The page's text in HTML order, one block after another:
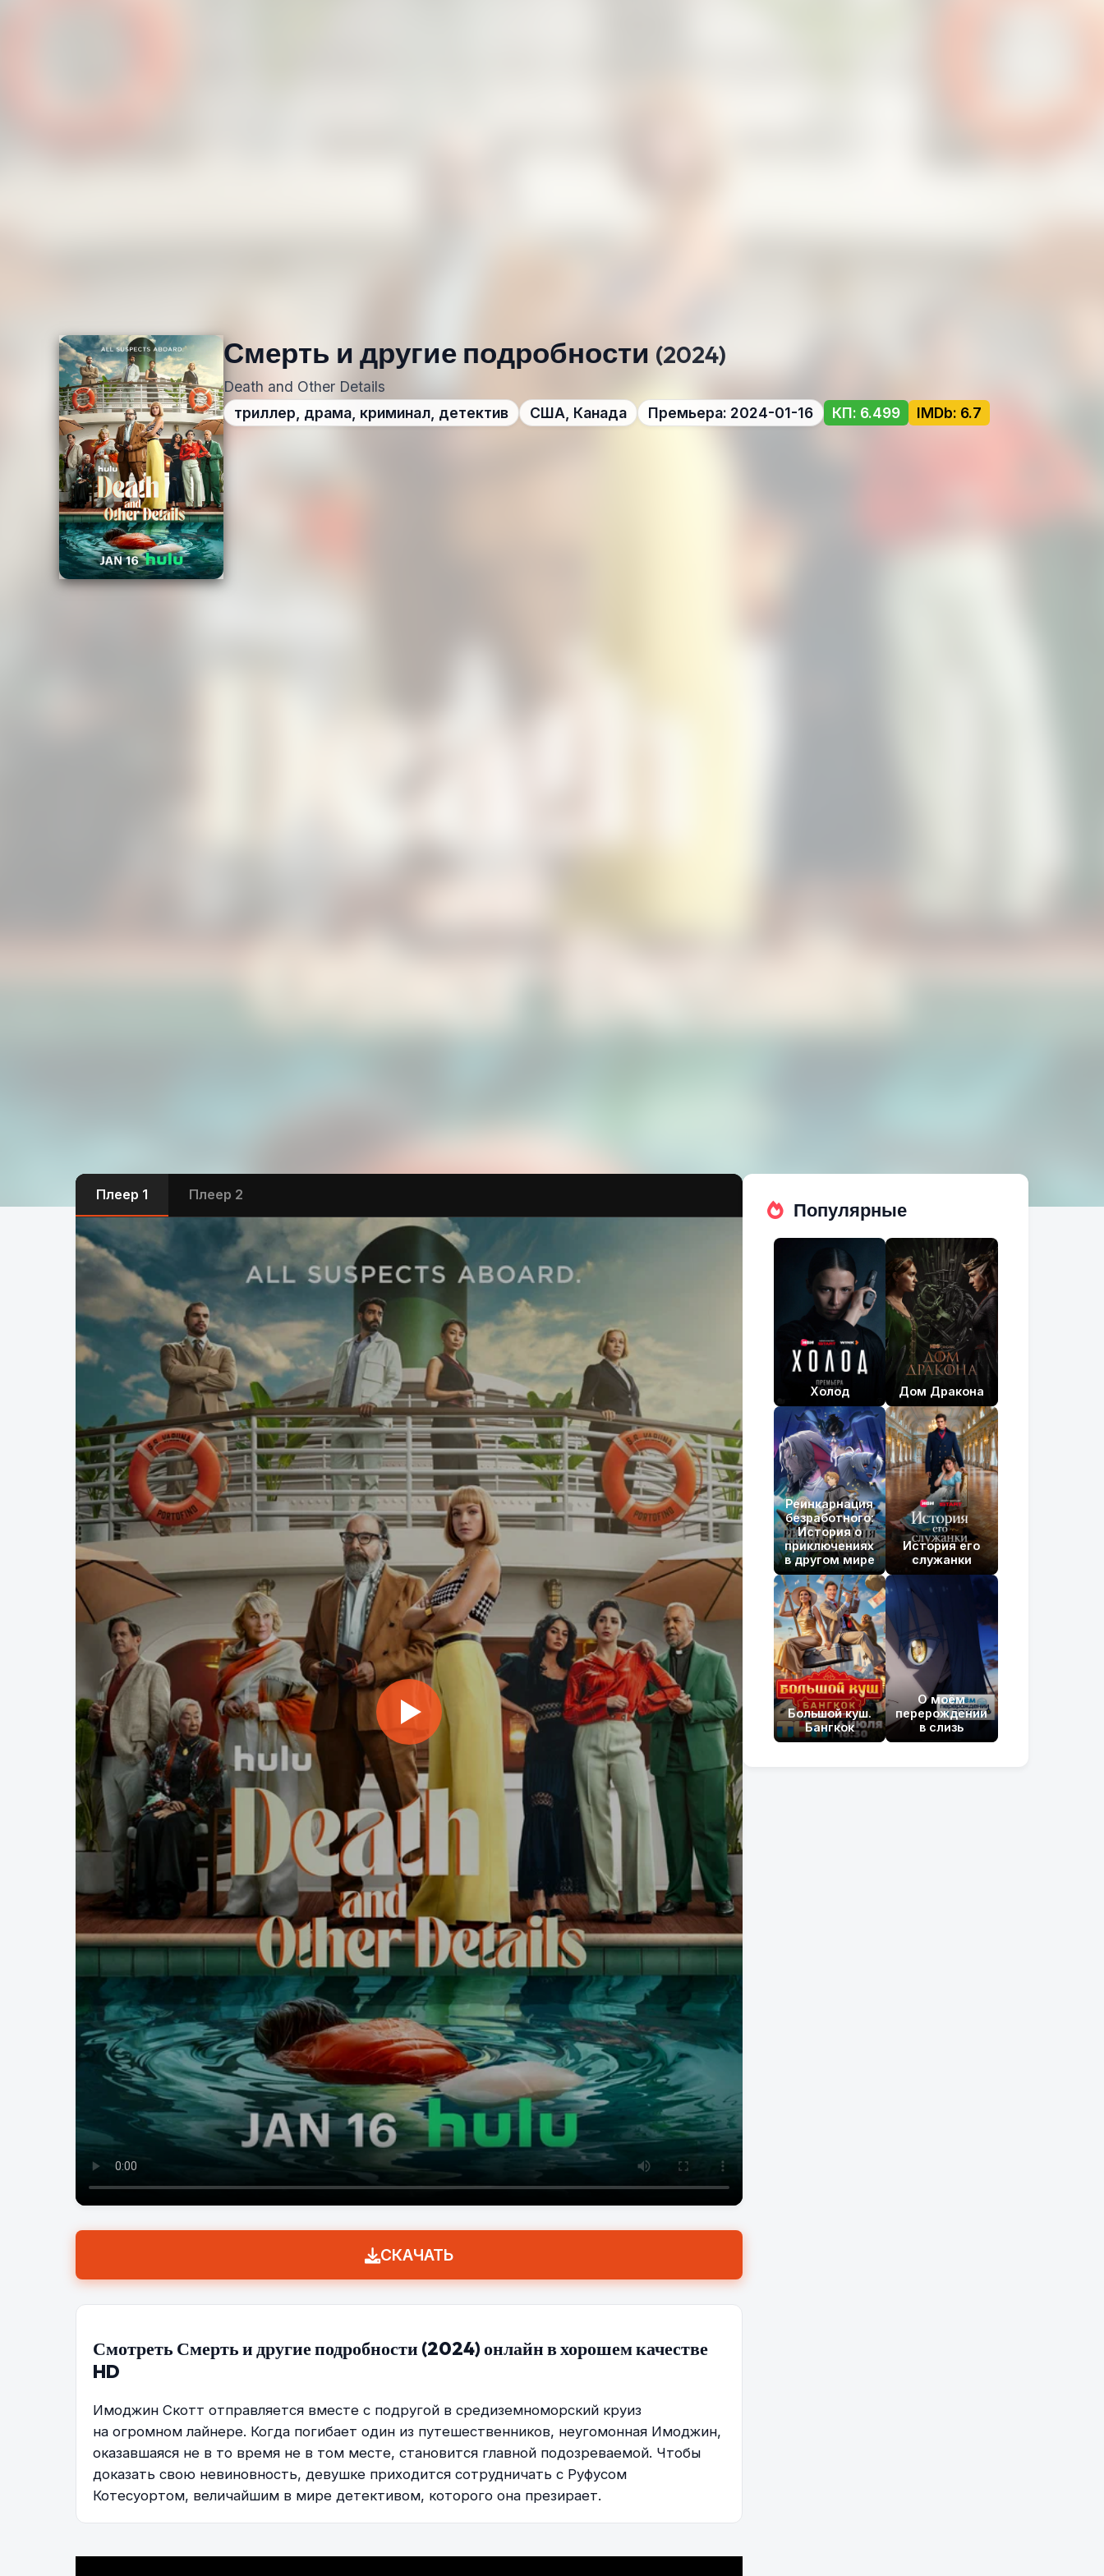
Смерть и другие подробности (2024)
Death and Other Details
триллер, драма, криминал, детектив
США, Канада Премьера: 2024-01-16 КП: 6.499 IMDb: 6.7
Плеер 1 Плеер 2
СКАЧАТЬ
Смотреть Смерть и другие подробности (2024) онлайн в хорошем качестве
HD
Имоджин Скотт отправляется вместе с подругой в средиземноморский круиз
на огромном лайнере. Когда погибает один из путешественников, неугомонная Имоджин,
оказавшаяся не в то время не в том месте, становится главной подозреваемой. Чтобы
доказать свою невиновность, девушке приходится сотрудничать с Руфусом
Котесуортом, величайшим в мире детективом, которого она презирает.
Популярные
Холод Дом Дракона
Реинкарнация
безработного:
История о
приключениях
в другом мире
История его
служанки
Большой куш.
Бангкок
О моём
перерождении
в слизь